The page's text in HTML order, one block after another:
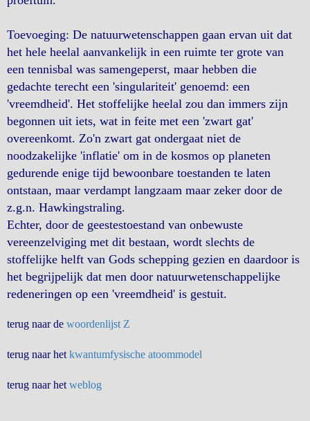
Toevoeging: De natuurwetenschappen gaan ervan uit dat
het hele heelal aanvankelijk in een ruimte ter grote van
een tennisbal was samengeperst, maar hebben die
gedachte terecht een 'singulariteit' genoemd: een
'vreemdheid'. Het stoffelijke heelal zou dan immers zijn
begonnen uit iets, wat in feite met een 'zwart gat'
overeenkomt. Zo'n zwart gat ondergaat niet de
noodzakelijke 'inflatie' om in de kosmos op planeten
gedurende enige tijd bewoonbare toestanden te laten
ontstaan, maar verdampt langzaam maar zeker door de
z.g.n. Hawkingstraling.
Echter, door de geestestoestand van onbewuste
vereenzelviging met dit bestaan, wordt slechts de
stoffelijke helft van Gods schepping gezien en daardoor is
het begrijpelijk dat men door natuurwetenschappelijke
redeneringen op een 'vreemdheid' is gestuit.
terug naar de woordenlijst Z
terug naar het kwantumfysische atoommodel
terug naar het weblog